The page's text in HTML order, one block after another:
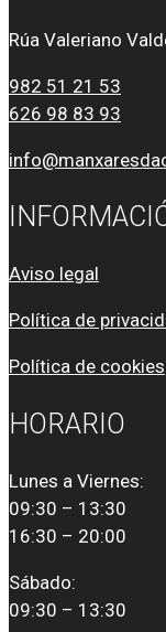
Rúa Valeriano
982 51 21 53
626 98 83 93
Aviso legal
Política de
Política de cookies
HORARIO
Lunes a Viernes:
09:30 – 13:30
16:30 – 20:00
Sábado:
09:30 – 13:30